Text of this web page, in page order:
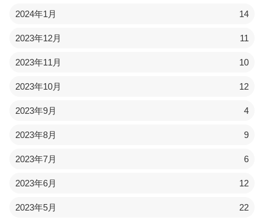
2024年1月 14
2023年12月 11
2023年11月 10
2023年10月 12
2023年9月 4
2023年8月 9
2023年7月 6
2023年6月 12
2023年5月 22